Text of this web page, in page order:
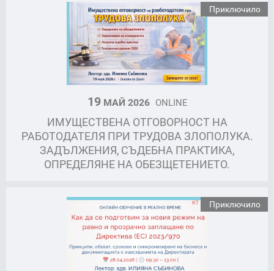
Приключило
19МАЙ 2026 ONLINE
ИМУЩЕСТВЕНА ОТГОВОРНОСТ НА
РАБОТОДАТЕЛЯ ПРИ ТРУДОВА ЗЛОПОЛУКА.
ЗАДЪЛЖЕНИЯ, СЪДЕБНА ПРАКТИКА,
ОПРЕДЕЛЯНЕ НА ОБЕЗЩЕТЕНИЕТО.
Приключило